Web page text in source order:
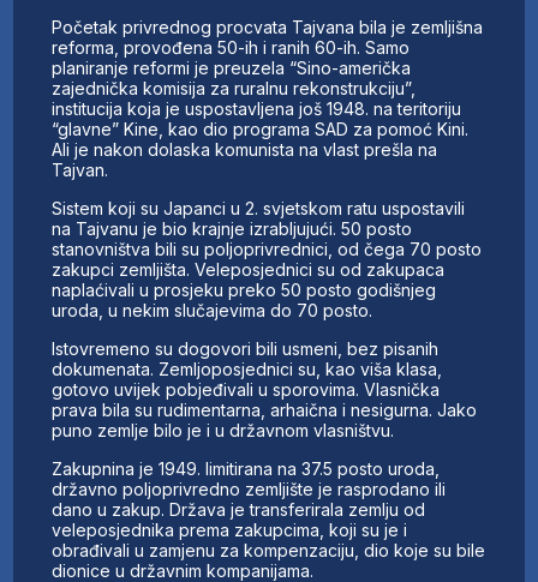
Početak privrednog procvata Tajvana bila je zemljišna
reforma, provođena 50-ih i ranih 60-ih. Samo
planiranje reformi je preuzela “Sino-američka
zajednička komisija za ruralnu rekonstrukciju”,
institucija koja je uspostavljena još 1948. na teritoriju
“glavne” Kine, kao dio programa SAD za pomoć Kini.
Ali je nakon dolaska komunista na vlast prešla na
Tajvan.
Sistem koji su Japanci u 2. svjetskom ratu uspostavili
na Tajvanu je bio krajnje izrabljujući. 50 posto
stanovništva bili su poljoprivrednici, od čega 70 posto
zakupci zemljišta. Veleposjednici su od zakupaca
naplaćivali u prosjeku preko 50 posto godišnjeg
uroda, u nekim slučajevima do 70 posto.
Istovremeno su dogovori bili usmeni, bez pisanih
dokumenata. Zemljoposjednici su, kao viša klasa,
gotovo uvijek pobjeđivali u sporovima. Vlasnička
prava bila su rudimentarna, arhaična i nesigurna. Jako
puno zemlje bilo je i u državnom vlasništvu.
Zakupnina je 1949. limitirana na 37.5 posto uroda,
državno poljoprivredno zemljište je rasprodano ili
dano u zakup. Država je transferirala zemlju od
veleposjednika prema zakupcima, koji su je i
obrađivali u zamjenu za kompenzaciju, dio koje su bile
dionice u državnim kompanijama.